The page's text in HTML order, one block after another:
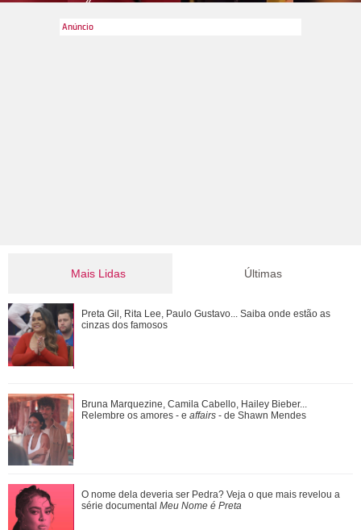
Mais Lidas
Preta Gil, Rita Lee, Paulo Gustavo... Saiba onde estão as
cinzas dos famosos
Agrado e Eduarda são prejudicadas pela proximidade com
João Raul. Saiba o que vai acontece...
Fernanda Torres cantando, Kaká tentando dar estrela...
Relembre os micos que famosos já pag...
Últimas
Preta Gil, Rita Lee, Paulo Gustavo... Saiba onde estão as
cinzas dos famosos
Bruna Marquezine, Camila Cabello, Hailey Bieber...
Relembre os amores - e affairs - de Shawn Mendes
O nome dela deveria ser Pedra? Veja o que mais revelou a
série documental Meu Nome é Preta